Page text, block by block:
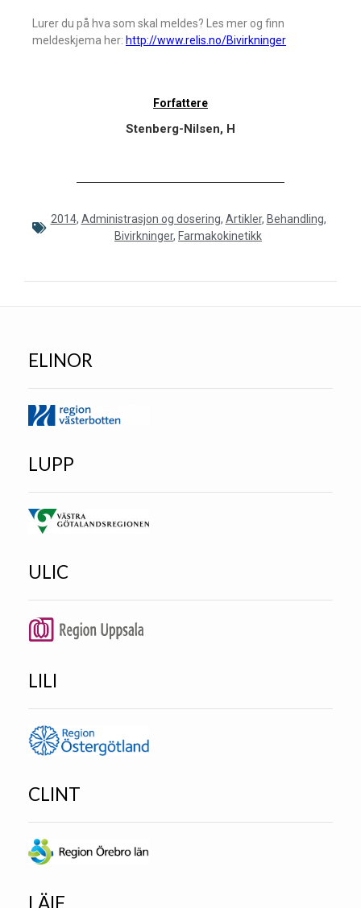
Lurer du på hva som skal meldes? Les mer og finn
meldeskjema her: http://www.relis.no/Bivirkninger
Forfattere
Stenberg-Nilsen, H
2014, Administrasjon og dosering, Artikler, Behandling,
Bivirkninger, Farmakokinetikk
ELINOR
LUPP
ULIC
LILI
CLINT
LÄIF